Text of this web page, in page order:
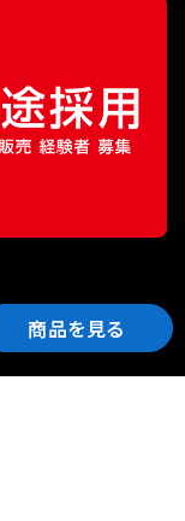
商品を見る